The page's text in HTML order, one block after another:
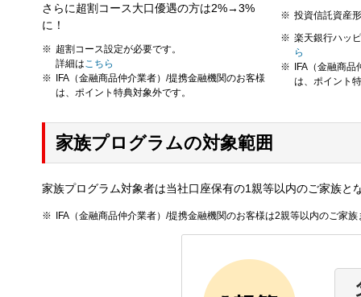
さらに超割コース大口優遇の方は2%→3%
に！
超割コース設定が必要です。
詳細は こちら
IFA（金融商品仲介業者）/提携金融機関のお客様
は、ポイント特典対象外です。
投資信託資産
楽天銀行ハッ
ら
IFA（金融商品
は、ポイント
家族プログラムの対象範囲
家族プログラム対象者は当社口座保有の1親等以内のご家族と
IFA（金融商品仲介業者）/提携金融機関のお客様は2親等以内のご家族